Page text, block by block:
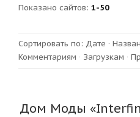
Показано сайтов: 1-50
Сортировать по: Дате ·
Комментариям · Загрузкам ·
Дом Моды